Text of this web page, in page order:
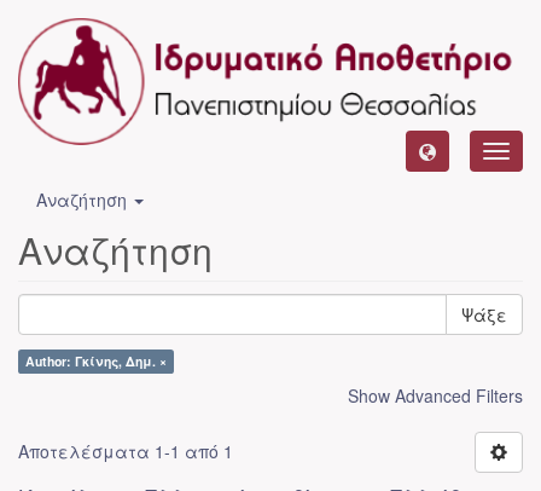
Αναζήτηση
Αναζήτηση
Ψάξε
Author: Γκίνης, Δημ. ×
Show Advanced Filters
Αποτελέσματα 1-1 από 1